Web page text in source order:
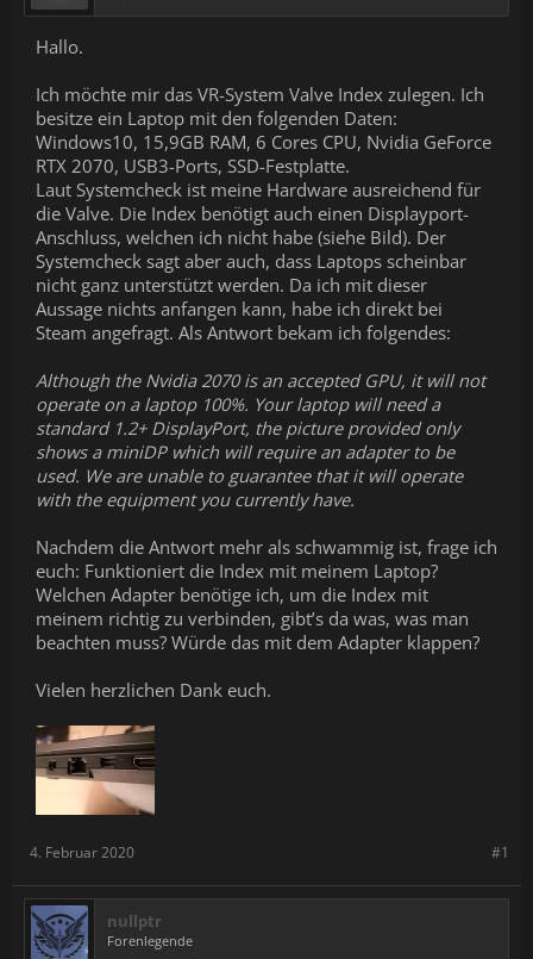
Hallo.
Ich möchte mir das VR-System Valve Index zulegen. Ich
besitze ein Laptop mit den folgenden Daten:
Windows10, 15,9GB RAM, 6 Cores CPU, Nvidia GeForce
RTX 2070, USB3-Ports, SSD-Festplatte.
Laut Systemcheck ist meine Hardware ausreichend für
die Valve. Die Index benötigt auch einen Displayport-
Anschluss, welchen ich nicht habe (siehe Bild). Der
Systemcheck sagt aber auch, dass Laptops scheinbar
nicht ganz unterstützt werden. Da ich mit dieser
Aussage nichts anfangen kann, habe ich direkt bei
Steam angefragt. Als Antwort bekam ich folgendes:
Although the Nvidia 2070 is an accepted GPU, it will not
operate on a laptop 100%. Your laptop will need a
standard 1.2+ DisplayPort, the picture provided only
shows a miniDP which will require an adapter to be
used. We are unable to guarantee that it will operate
with the equipment you currently have.
Nachdem die Antwort mehr als schwammig ist, frage ich
euch: Funktioniert die Index mit meinem Laptop?
Welchen Adapter benötige ich, um die Index mit
meinem richtig zu verbinden, gibt’s da was, was man
beachten muss? Würde das mit dem Adapter klappen?
Vielen herzlichen Dank euch.
#1
4. Februar 2020
nullptr
Forenlegende